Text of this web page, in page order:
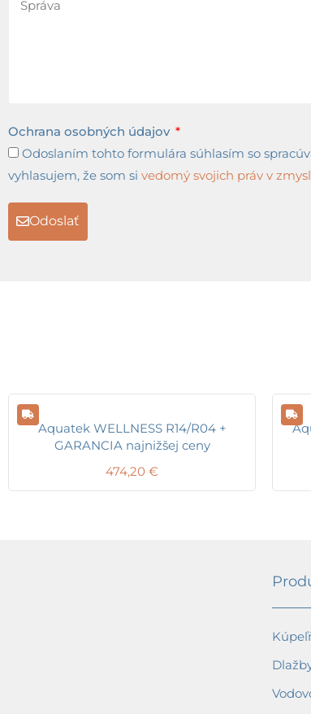
Ochrana osobných údajov
Odoslaním tohto formulára súhlasím so
vyhlasujem, že som si vedomý svojich práv v
Odoslať
Aquatek WELLNESS R14/R04 +
GARANCIA najnižšej ceny
474,20 €